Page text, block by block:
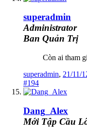
superadmin
Administrator
Ban Quản Trị
Còn ai tham
superadmin, 21/11/
#194
Dang_Alex
Mới Tập Cầu